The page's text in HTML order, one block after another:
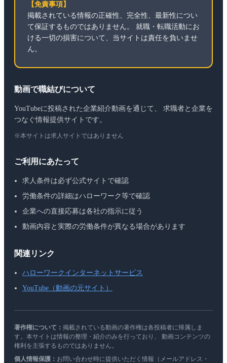
【免責事項】
掲載されている情報の正確性、完全性、最新性につい
て保証するものではありません。 就職・転職活動にお
ける一切の損害について、当サイトは責任を負いませ
ん。
動画で職結びについて
YouTubeに投稿された企業紹介動画を通じて、 求職者と企業を
つなぐ情報提供サイトです。
※本サイトは求人サイトではありません
ご利用にあたって
求人条件は必ず公式サイトで確認
労働条件の詳細はハローワーク等で確認
企業への直接応募は各社の指示に従う
動画内容と実際の労働条件が異なる場合があります
関連リンク
ハローワークインターネットサービス
YouTube（動画の元サイト）
著作権について： 掲載されている動画の著作権は各投稿者に帰属しま
す。本サイトは情報の整理・紹介のみを行っており、 動画コンテンツの
権利を主張するものではありません。
個人情報保護： お問い合わせ時に提供いただく情報（メールアドレス・